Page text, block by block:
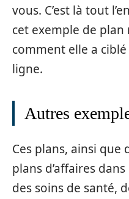
vous. C’est là tout
cet exemple de
comment elle a
ligne.
Autres
Ces plans, ainsi que
plans d’affaires
des soins de santé,